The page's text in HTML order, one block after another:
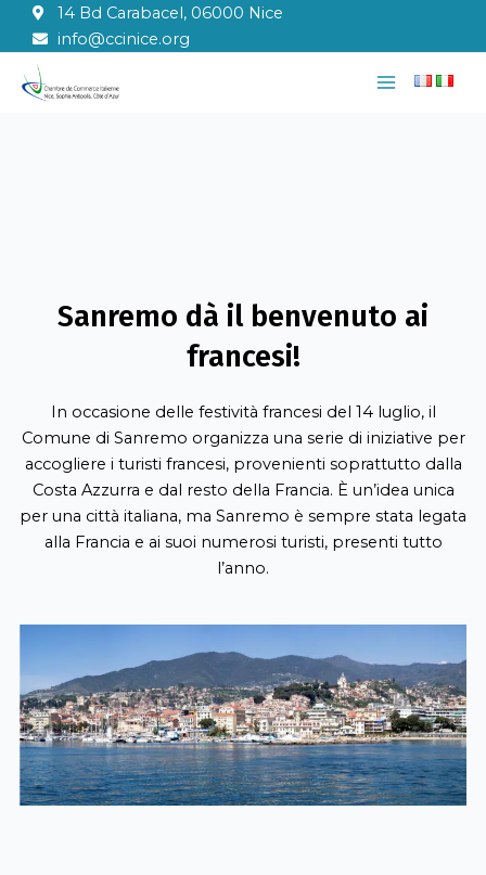
contenuto
14 Bd Carabacel, 06000 Nice
info@ccinice.org
Main
Sanremo dà il benvenuto ai
francesi!
In occasione delle festività francesi del 14 luglio, il
Comune di Sanremo organizza una serie di iniziative per
accogliere i turisti francesi, provenienti soprattutto dalla
Costa Azzurra e dal resto della Francia. È un’idea unica
per una città italiana, ma Sanremo è sempre stata legata
alla Francia e ai suoi numerosi turisti, presenti tutto
l’anno.